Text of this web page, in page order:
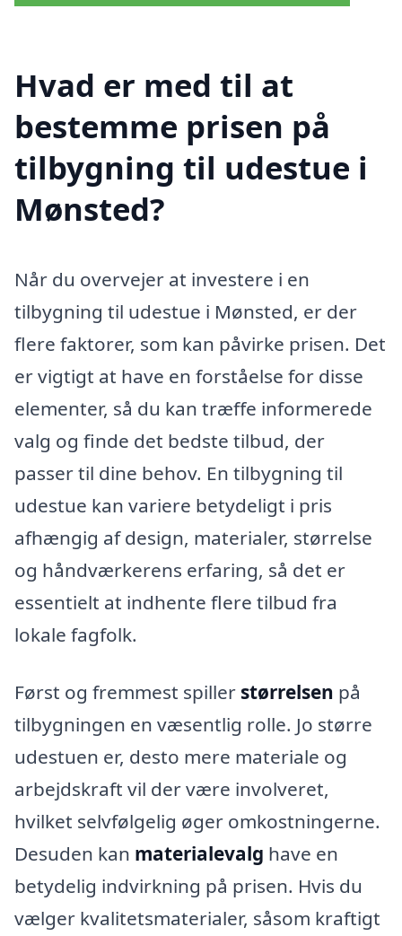
Hvad er med til at
bestemme prisen på
tilbygning til udestue i
Mønsted?
Når du overvejer at investere i en
tilbygning til udestue i Mønsted, er der
flere faktorer, som kan påvirke prisen. Det
er vigtigt at have en forståelse for disse
elementer, så du kan træffe informerede
valg og finde det bedste tilbud, der
passer til dine behov. En tilbygning til
udestue kan variere betydeligt i pris
afhængig af design, materialer, størrelse
og håndværkerens erfaring, så det er
essentielt at indhente flere tilbud fra
lokale fagfolk.
Først og fremmest spiller størrelsen på
tilbygningen en væsentlig rolle. Jo større
udestuen er, desto mere materiale og
arbejdskraft vil der være involveret,
hvilket selvfølgelig øger omkostningerne.
Desuden kan materialevalg have en
betydelig indvirkning på prisen. Hvis du
vælger kvalitetsmaterialer, såsom kraftigt